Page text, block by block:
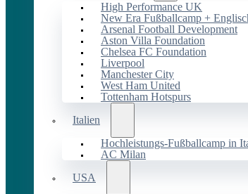
High Performance UK
New Era Fußballcamp +
Arsenal Football Development
Aston Villa Foundation
Chelsea FC Foundation
Liverpool
Manchester City
West Ham United
Tottenham Hotspurs
Italien
Hochleistungs-Fußballcamp in
AC Milan
USA